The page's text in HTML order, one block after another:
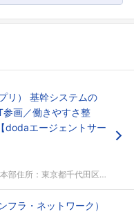
リ） 基幹システムの
画／働きやすさ整
dodaエージェントサー
所：東京都千代田区麹町2&...
フラ・ネットワーク）